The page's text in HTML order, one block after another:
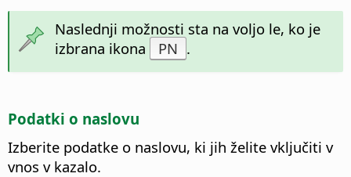
Naslednji možnosti sta na voljo le, ko je
izbrana ikona
PN .
Podatki o naslovu
Izberite podatke o naslovu, ki jih želite vključiti v
vnos v kazalo.